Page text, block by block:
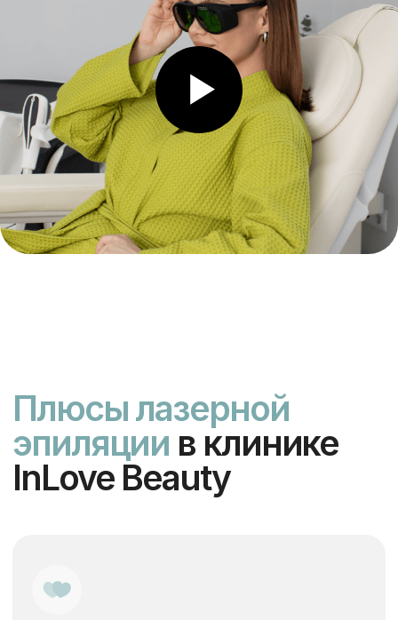
пн-вс, 10:00-22:00
Филиал на Тургеневской
ул. Мясницкая, 22с1
Открыть Яндекс карты